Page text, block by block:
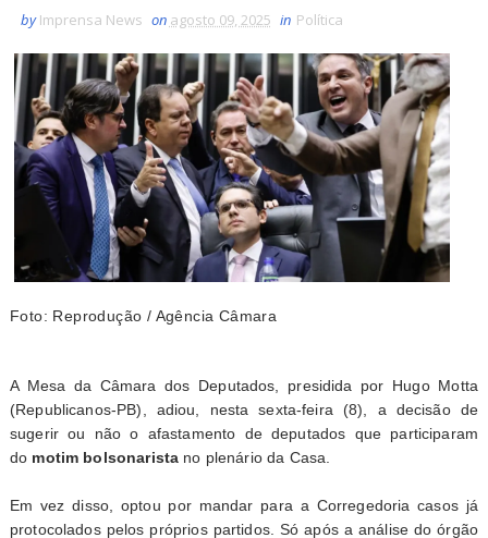
by Imprensa News on agosto 09, 2025 in Política
Foto: Reprodução / Agência Câmara
A Mesa da Câmara dos Deputados, presidida por Hugo Motta
(Republicanos-PB), adiou, nesta sexta-feira (8), a decisão de
sugerir ou não o afastamento de deputados que participaram
do motim bolsonarista no plenário da Casa.
Em vez disso, optou por mandar para a Corregedoria casos já
protocolados pelos próprios partidos. Só após a análise do órgão